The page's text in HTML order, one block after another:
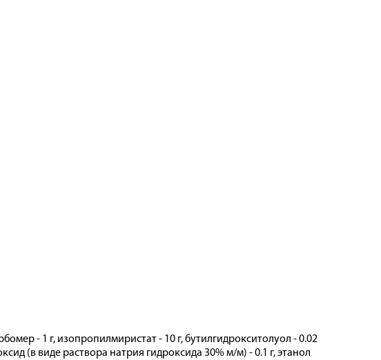
- 1 г, изопропилмиристат - 10 г, бутилгидрокситолуол - 0.02
(в виде раствора натрия гидроксида 30% м/м) - 0.1 г, этанол